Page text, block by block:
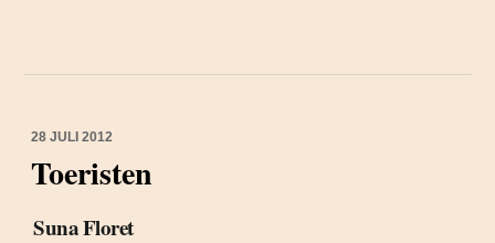
28 JULI 2012
Toeristen
Suna Floret